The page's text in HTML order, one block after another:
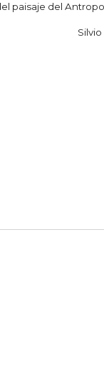
paisaje del